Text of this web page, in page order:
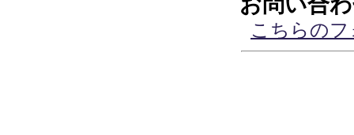
こちらの